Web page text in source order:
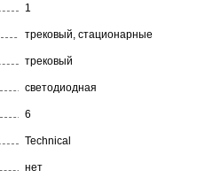
1
трековый, стационарные
трековый
светодиодная
6
Technical
нет